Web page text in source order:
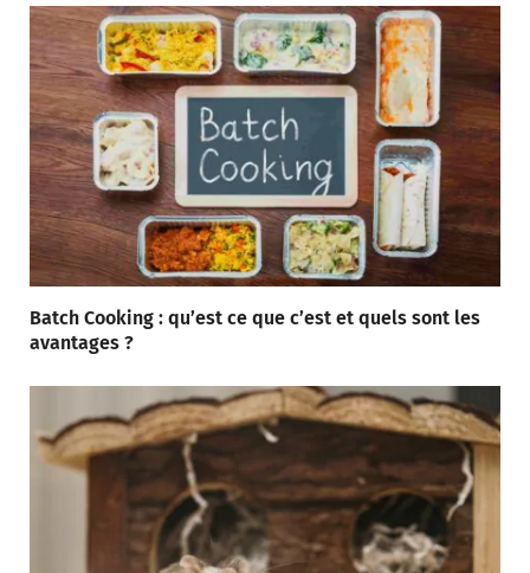
Batch Cooking : qu’est ce que c’est et quels sont les
avantages ?